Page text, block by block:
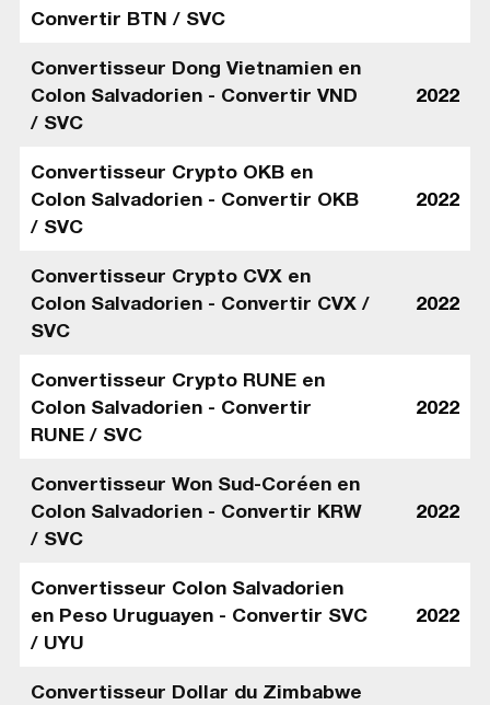
Convertir BTN / SVC
Convertisseur Dong Vietnamien en
Colon Salvadorien - Convertir VND
/ SVC
2022
Convertisseur Crypto OKB en
Colon Salvadorien - Convertir OKB
/ SVC
2022
Convertisseur Crypto CVX en
Colon Salvadorien - Convertir CVX /
SVC
2022
Convertisseur Crypto RUNE en
Colon Salvadorien - Convertir
RUNE / SVC
2022
Convertisseur Won Sud-Coréen en
Colon Salvadorien - Convertir KRW
/ SVC
2022
Convertisseur Colon Salvadorien
en Peso Uruguayen - Convertir SVC
/ UYU
2022
Convertisseur Dollar du Zimbabwe